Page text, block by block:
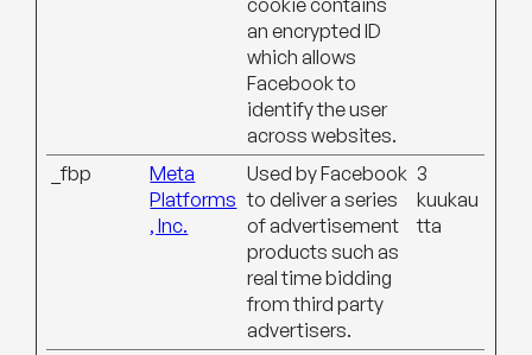
cookie contains
an encrypted ID
which allows
Facebook to
identify the user
across websites.
_fbp
Meta
Platforms
, Inc.
Used by Facebook
to deliver a series
of advertisement
products such as
real time bidding
from third party
advertisers.
3
kuukau
tta